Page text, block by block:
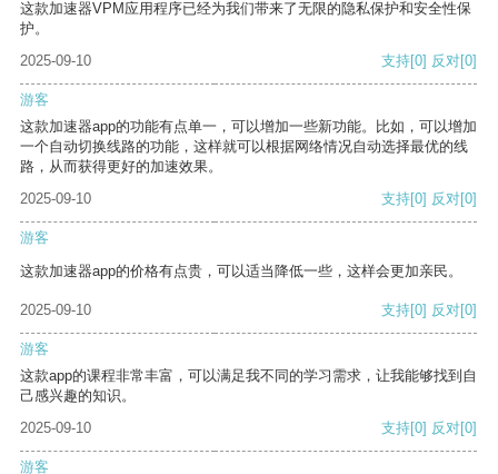
这款加速器VPM应用程序已经为我们带来了无限的隐私保护和安全性保
护。
2025-09-10
支持[0] 反对[0]
游客
这款加速器app的功能有点单一，可以增加一些新功能。比如，可以增加
一个自动切换线路的功能，这样就可以根据网络情况自动选择最优的线
路，从而获得更好的加速效果。
2025-09-10
支持[0] 反对[0]
游客
这款加速器app的价格有点贵，可以适当降低一些，这样会更加亲民。
2025-09-10 支持[0] 反对[0]
游客
这款app的课程非常丰富，可以满足我不同的学习需求，让我能够找到自
己感兴趣的知识。
2025-09-10
支持[0] 反对[0]
游客